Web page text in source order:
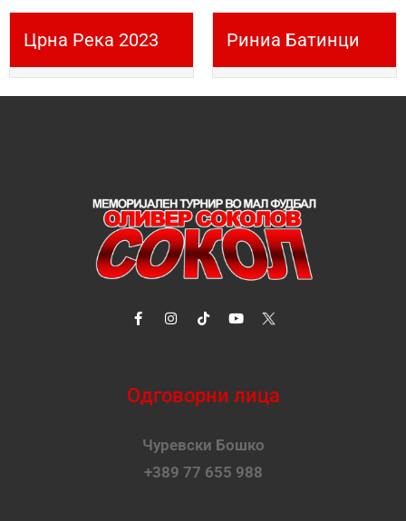
Црна Река 2023 Риниа Батинци
Одговорни лица
Чуревски Бошко
+389 77 655 988